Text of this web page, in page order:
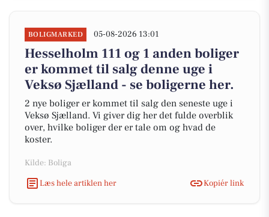
BOLIGMARKED 05-08-2026 13:01
Hesselholm 111 og 1 anden boliger
er kommet til salg denne uge i
Veksø Sjælland - se boligerne her.
2 nye boliger er kommet til salg den seneste uge i
Veksø Sjælland. Vi giver dig her det fulde overblik
over, hvilke boliger der er tale om og hvad de
koster.
Kilde: Boliga
Læs hele artiklen her
Kopiér link